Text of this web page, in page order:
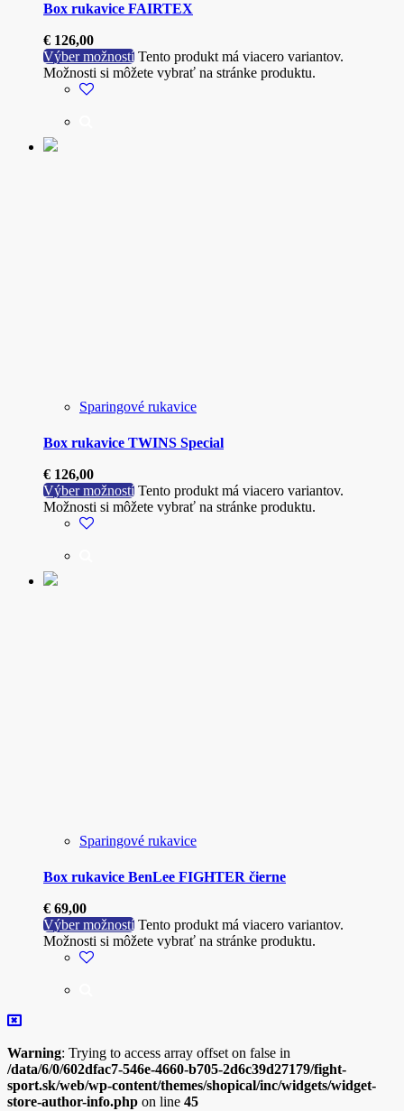
Box rukavice FAIRTEX
€ 126,00
Výber možností Tento produkt má viacero variantov.
Možnosti si môžete vybrať na stránke produktu.
Sparingové rukavice
Box rukavice TWINS Special
€ 126,00
Výber možností Tento produkt má viacero variantov.
Možnosti si môžete vybrať na stránke produktu.
Sparingové rukavice
Box rukavice BenLee FIGHTER čierne
€ 69,00
Výber možností Tento produkt má viacero variantov.
Možnosti si môžete vybrať na stránke produktu.
Warning: Trying to access array offset on false in
/data/6/0/602dfac7-546e-4660-b705-2d6c39d27179/fight-
sport.sk/web/wp-content/themes/shopical/inc/widgets/widget-
store-author-info.php on line 45